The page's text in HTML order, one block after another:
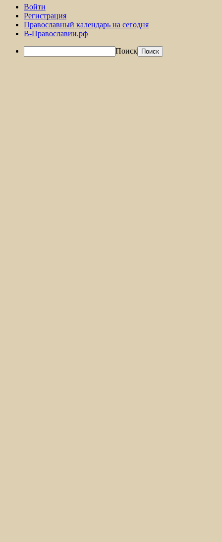
Войти
Регистрация
Православный календарь на сегодня
В-Православии.рф
Поиск